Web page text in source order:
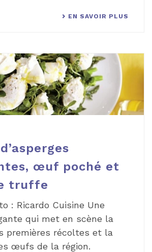
EN SAVOIR PLUS
œuf poché et
truffe
: Ricardo Cuisine Une
qui met en scène la
premières récoltes et la
œufs de la région.